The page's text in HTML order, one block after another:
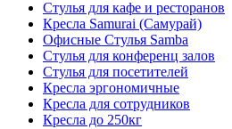
Стулья для кафе и ресторанов
Кресла Samurai (Самурай)
Офисные Стулья Samba
Стулья для конференц залов
Стулья для посетителей
Кресла эргономичные
Кресла для сотрудников
Кресла до 250кг